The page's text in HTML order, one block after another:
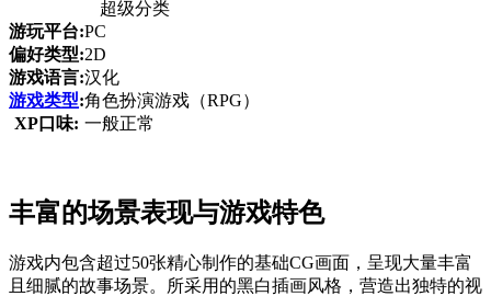
超级分类
游玩平台:PC
偏好类型:2D
游戏语言:汉化
游戏类型:角色扮演游戏（RPG）
XP口味: 一般正常
丰富的场景表现与游戏特色
游戏内包含超过50张精心制作的基础CG画面，呈现大量丰富
且细腻的故事场景。所采用的黑白插画风格，营造出独特的视